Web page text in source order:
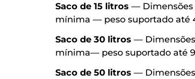
Saco de 15 litros — Dimensões
mínima — peso suportado até
Saco de 30 litros —
mínima— peso suportado até
Saco de 50 litros —